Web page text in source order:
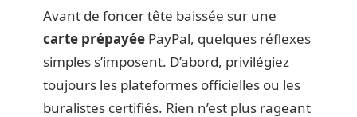
Avant de foncer tête baissée sur une
carte prépayée PayPal, quelques réflexes
simples s’imposent. D’abord, privilégiez
toujours les plateformes officielles ou les
buralistes certifiés. Rien n’est plus rageant